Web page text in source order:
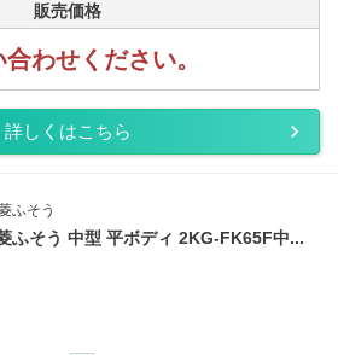
販売価格
わせください。
詳しくはこちら
ふそう
ふそう 中型 平ボディ 2KG-FK65F中...